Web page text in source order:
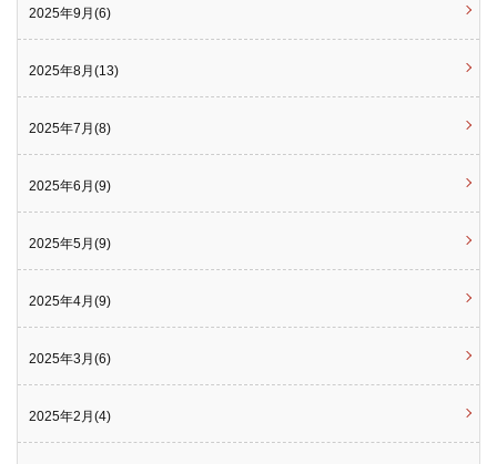
2025年9月(6)
2025年8月(13)
2025年7月(8)
2025年6月(9)
2025年5月(9)
2025年4月(9)
2025年3月(6)
2025年2月(4)